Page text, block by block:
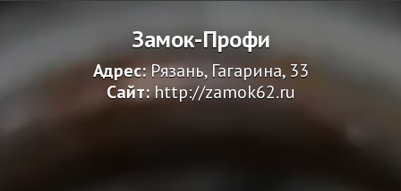
Замок-Профи
Адрес:Рязань, Гагарина, 33
Сайт:http://zamok62.ru